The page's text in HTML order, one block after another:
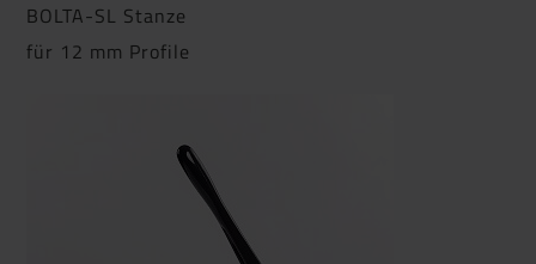
BOLTA-SL Stanze
für 12 mm Profile